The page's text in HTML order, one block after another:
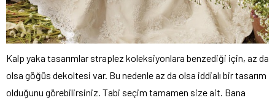
Kalp yaka tasarımlar straplez koleksiyonlara benzediği için, az da
olsa göğüs dekoltesi var. Bu nedenle az da olsa iddialı bir tasarım
olduğunu görebilirsiniz. Tabi seçim tamamen size ait. Bana